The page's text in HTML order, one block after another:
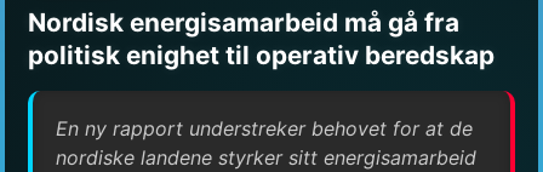
Nordisk energisamarbeid må gå fra
politisk enighet til operativ beredskap
En ny rapport understreker behovet for at de
nordiske landene styrker sitt energisamarbeid